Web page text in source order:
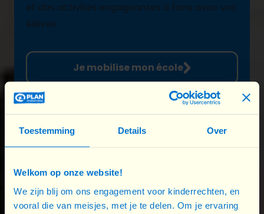
Toestemming Details Over
Welkom op onze website!
We zijn blij om ons engagement voor kinderrechten, en
vooral die van meisjes, met je te delen. Om je ervaring
et des activités engageantes à faire avec vos
élèves.
Je mobilise mon école